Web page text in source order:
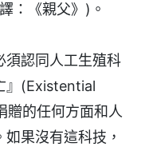
：《親父》)。
須認同人工生殖科
』(Existential
贈的任何方面和人
果沒有這科技，